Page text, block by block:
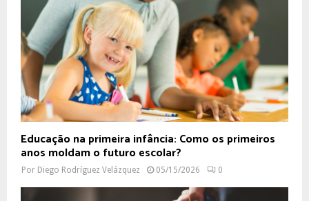
Educação na primeira infância: Como os primeiros
anos moldam o futuro escolar?
Por Diego Rodríguez Velázquez 05/15/2026 0